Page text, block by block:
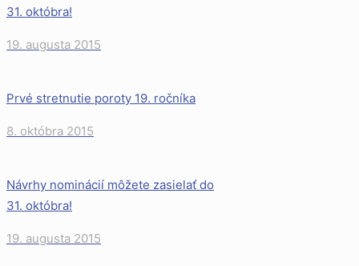
31. októbra!
19. augusta 2015
Prvé stretnutie poroty 19. ročníka
8. októbra 2015
Návrhy nominácií môžete zasielať do
31. októbra!
19. augusta 2015